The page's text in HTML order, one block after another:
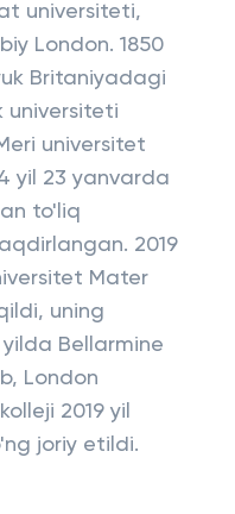
universiteti,
London. 1850
Britaniyadagi
universiteti
universitet
yil 23 yanvarda
to'liq
2019
Mater
uning
Bellarmine
London
2019 yil
joriy etildi.